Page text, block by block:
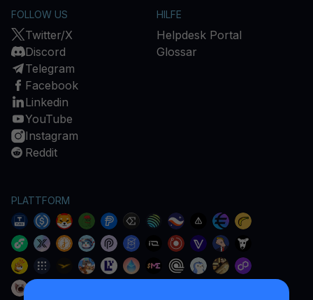
FOLLOW US
Twitter/X
Discord
Telegram
Facebook
Linkedin
YouTube
Instagram
Reddit
HILFE
Helpdesk Portal
Glossar
PLATTFORM